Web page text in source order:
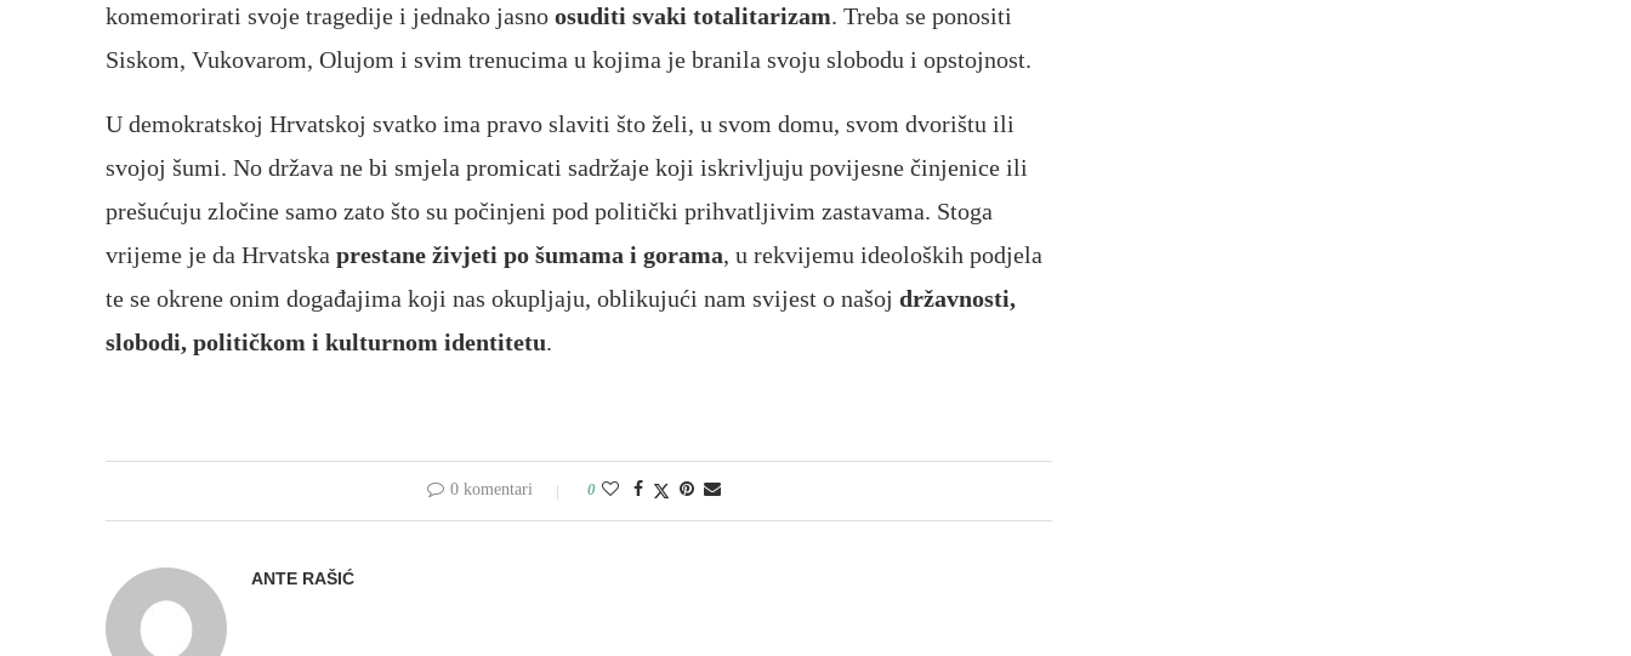
komemorirati svoje tragedije i jednako jasno osuditi svaki totalitarizam. Treba se ponositi
Siskom, Vukovarom, Olujom i svim trenucima u kojima je branila svoju slobodu i opstojnost.
U demokratskoj Hrvatskoj svatko ima pravo slaviti što želi, u svom domu, svom dvorištu ili
svojoj šumi. No država ne bi smjela promicati sadržaje koji iskrivljuju povijesne činjenice ili
prešućuju zločine samo zato što su počinjeni pod politički prihvatljivim zastavama. Stoga
vrijeme je da Hrvatska prestane živjeti po šumama i gorama, u rekvijemu ideoloških podjela
te se okrene onim događajima koji nas okupljaju, oblikujući nam svijest o našoj državnosti,
slobodi, političkom i kulturnom identitetu.
0 komentari 0
ANTE RAŠIĆ